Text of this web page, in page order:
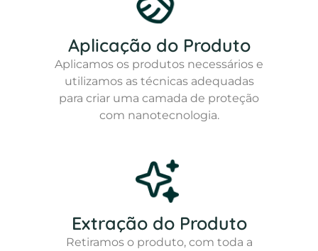
Aplicação do Produto
Aplicamos os produtos necessários e
utilizamos as técnicas adequadas
para criar uma camada de proteção
com nanotecnologia.
Extração do Produto
Retiramos o produto, com toda a